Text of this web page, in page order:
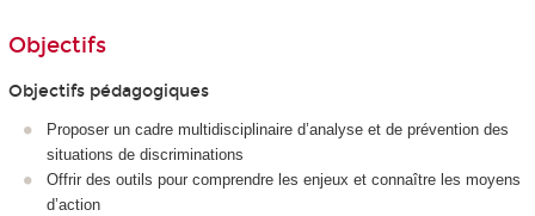
Objectifs
Objectifs pédagogiques
Proposer un cadre multidisciplinaire d’analyse et de prévention des
situations de discriminations
Offrir des outils pour comprendre les enjeux et connaître les moyens
d’action